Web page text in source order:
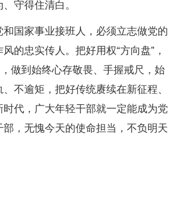
守得住清白。
国家事业接班人，必须立志做党的
的忠实传人。把好用权“方向盘”，
，做到始终心存敬畏、手握戒尺，始
不逾矩，把好传统赓续在新征程、
代，广大年轻干部就一定能成为党
，无愧今天的使命担当，不负明天